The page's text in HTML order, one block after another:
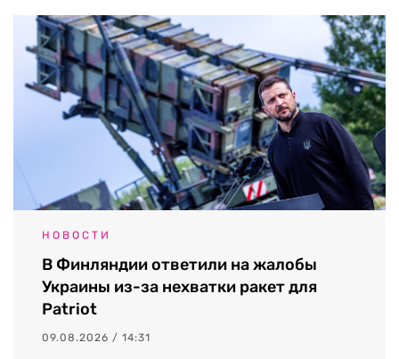
НОВОСТИ
В Финляндии ответили на жалобы
Украины из-за нехватки ракет для
Patriot
09.08.2026 / 14:31